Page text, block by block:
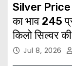
Silver Price
का भाव ₹245
किलो सिल्वर
Jul 8, 2026